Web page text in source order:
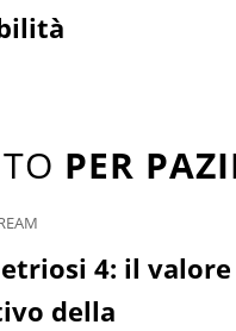
PER
4: il valore
della